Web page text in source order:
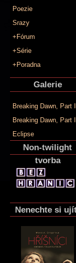
Poezie
Srazy
+Fórum
+Série
+Poradna
Galerie
Breaking Dawn, Part
Breaking Dawn, Part
Eclipse
Non-twilight
tvorba
Nenechte si